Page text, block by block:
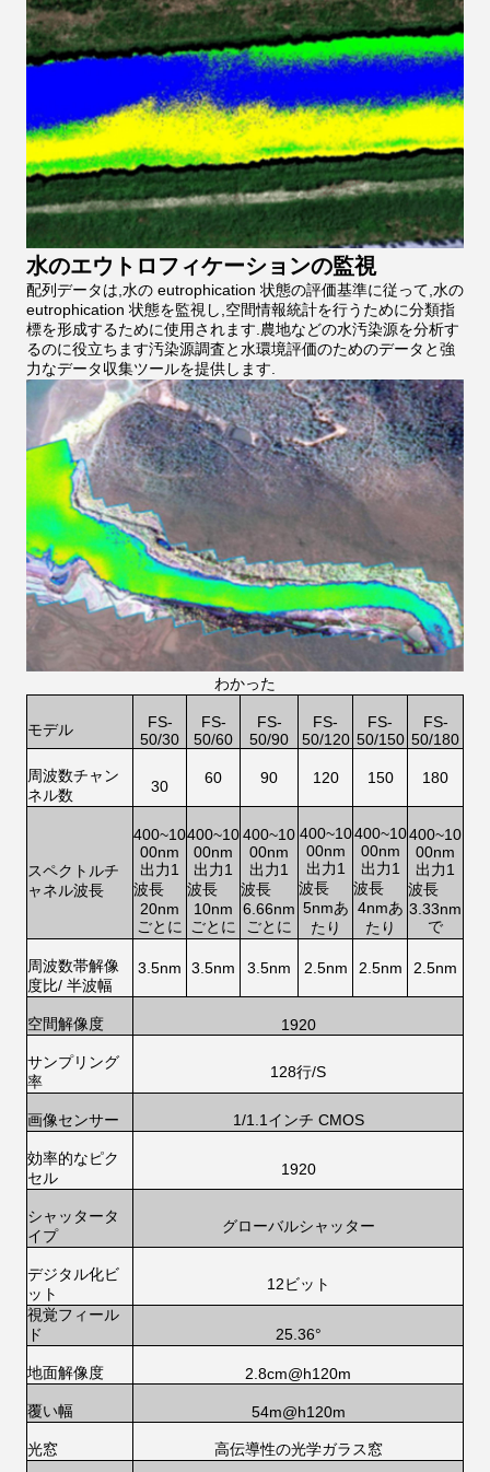
水のエウトロフィケーションの監視
配列データは,水の eutrophication 状態の評価基準に従って,水の
eutrophication 状態を監視し,空間情報統計を行うために分類指
標を形成するために使用されます.農地などの水汚染源を分析す
るのに役立ちます汚染源調査と水環境評価のためのデータと強
力なデータ収集ツールを提供します.
わかった
モデル
FS-
50/30
FS-
50/60
FS-
50/90
FS-
50/120
FS-
50/150
FS-
50/180
周波数チャン
ネル数
30 60 90 120 150 180
スペクトルチ
ャネル波長
400~10
00nm
出力1
波長
20nm
ごとに
400~10
00nm
出力1
波長
10nm
ごとに
400~10
00nm
出力1
波長
6.66nm
ごとに
400~10
00nm
出力1
波長
5nmあ
たり
400~10
00nm
出力1
波長
4nmあ
たり
400~10
00nm
出力1
波長
3.33nm
で
周波数帯解像
度比/ 半波幅
3.5nm 3.5nm 3.5nm 2.5nm 2.5nm 2.5nm
空間解像度 1920
サンプリング
率
128行/S
画像センサー 1/1.1インチ CMOS
効率的なピク
セル
1920
シャッタータ
イプ
グローバルシャッター
デジタル化ビ
ット
12ビット
視覚フィール
ド
25.36°
地面解像度 2.8cm@h120m
覆い幅 54m@h120m
光窓 高伝導性の光学ガラス窓